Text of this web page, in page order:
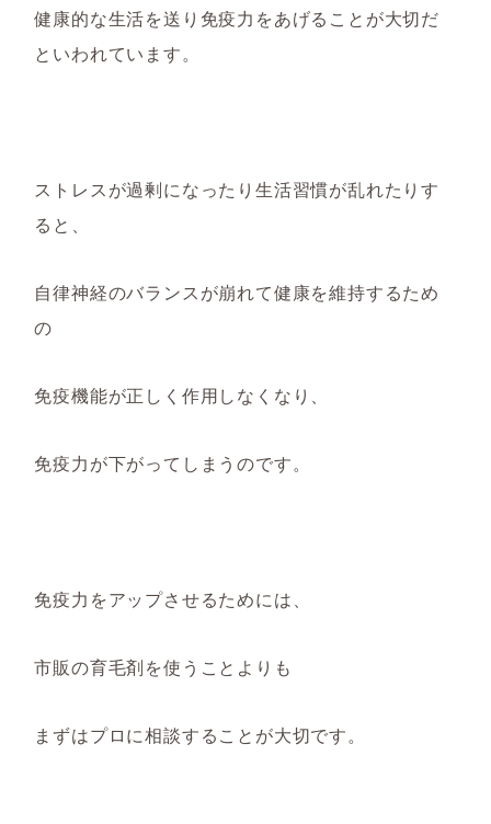
健康的な生活を送り免疫力をあげることが大切だ
といわれています。
ストレスが過剰になったり生活習慣が乱れたりす
ると 、
自律神経のバランスが崩れて健康を維持するため
の
免疫機能が正しく作用しなくなり、
免疫力が下がってしまうのです。
免疫力をアップさせるためには、
市販の育毛剤を使うことよりも
まずはプロに相談するこ とが大切です。